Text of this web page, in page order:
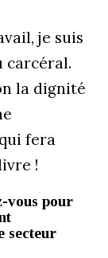
je suis
carcéral.
la dignité
fera
!
vous pour
secteur